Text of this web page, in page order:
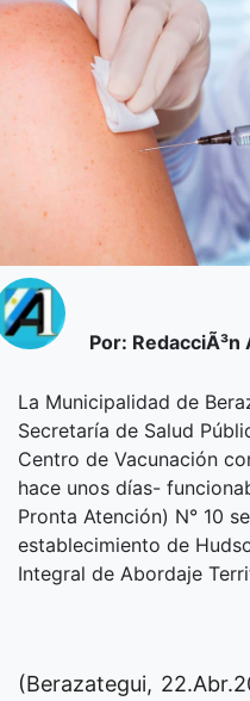
Por: RedacciÃ³n
La Municipalidad de
Secretaría de Salud
Centro de Vacunación
hace unos días-
Pronta Atención) N° 10
establecimiento de
Integral de Abordaje
(Berazategui,